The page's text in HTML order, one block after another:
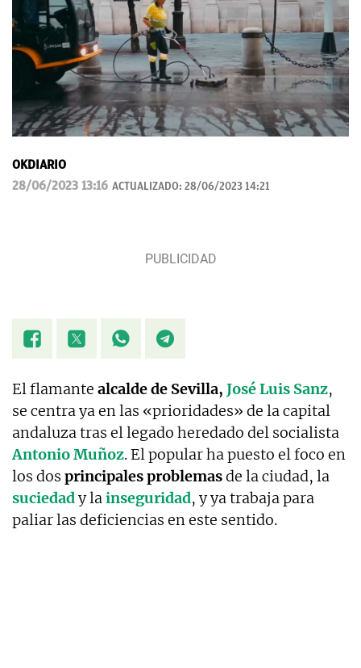
OKDIARIO
28/06/2023 13:16 ACTUALIZADO: 28/06/2023 14:21
El flamante alcalde de Sevilla, José Luis Sanz,
se centra ya en las «prioridades» de la capital
andaluza tras el legado heredado del socialista
Antonio Muñoz. El popular ha puesto el foco en
los dos principales problemasde la ciudad, la
suciedady lainseguridad, y ya trabaja para
paliar las deficiencias en este sentido.